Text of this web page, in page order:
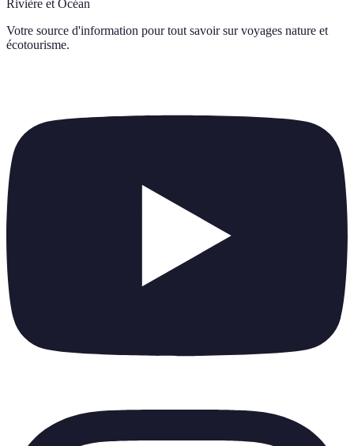
Rivière et Océan
Votre source d'information pour tout savoir sur voyages nature et
écotourisme.